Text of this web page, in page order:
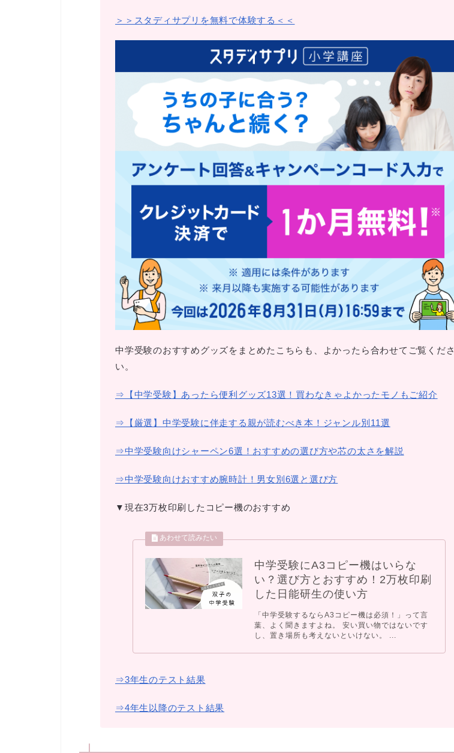
＞＞スタディサプリを無料で体験する＜＜
中学受験のおすすめグッズをまとめたこちらも、よかったら合わせてご覧くださ
い。
⇒【中学受験】あったら便利グッズ13選！買わなきゃよかったモノもご紹介
⇒【厳選】中学受験に伴走する親が読むべき本！ジャンル別11選
⇒中学受験向けシャーペン6選！おすすめの選び方や芯の太さを解説
⇒中学受験向けおすすめ腕時計！男女別6選と選び方
▼現在3万枚印刷したコピー機のおすすめ
中学受験にA3コピー機はいらな
い？選び方とおすすめ！2万枚印刷
した日能研生の使い方
「中学受験するならA3コピー機は必須！」って言
葉、よく聞きますよね。 安い買い物ではないです
し、置き場所も考えないといけない。 ...
⇒3年生のテスト結果
⇒4年生以降のテスト結果